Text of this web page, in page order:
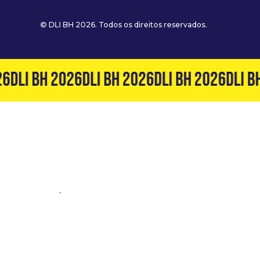
© DLI BH 2026. Todos os direitos reservados.
DLI BH 2026DLI BH 2026DLI BH 2026DLI
.